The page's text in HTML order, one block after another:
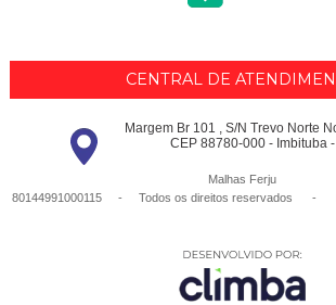
CENTRAL DE
Margem Br 101 , S/N Trevo Norte
CEP 88780-000 - Imbituba
Malhas Ferju
80144991000115 - Todos os direitos reservados
-